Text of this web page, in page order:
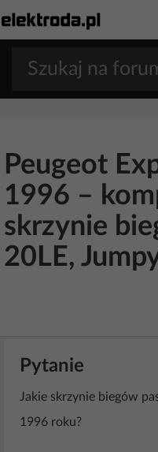
Peugeot
1996 –
skrzynie
20LE,
Pytanie
Jakie skrzynie biegów
1996 roku?